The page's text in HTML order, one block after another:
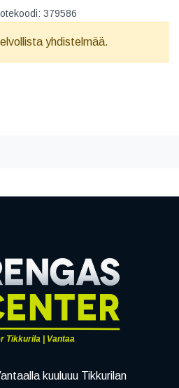
379586
yhdistelmää.
Tikkurila | Vantaa
kuuluuu Tikkurilan